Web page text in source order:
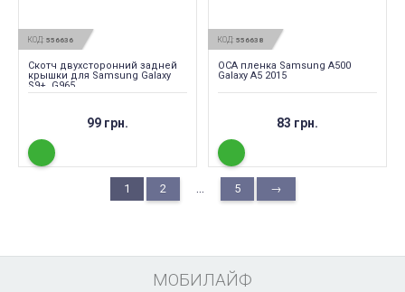
КОД: 556636
Скотч двухсторонний задней
крышки для Samsung Galaxy
S9+, G965
99 грн.
КОД: 556638
OCA пленка Samsung A500
Galaxy A5 2015
83 грн.
1 2 ... 5 →
МОБИЛАЙФ